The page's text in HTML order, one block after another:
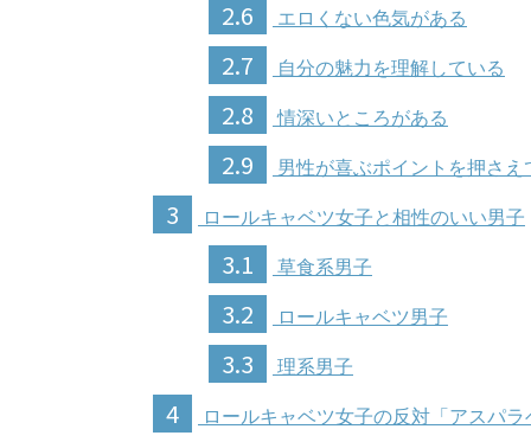
2.6 エロくない色気がある
2.7 自分の魅力を理解している
2.8 情深いところがある
2.9 男性が喜ぶポイントを押さえ
3 ロールキャベツ女子と相性のいい男子
3.1 草食系男子
3.2 ロールキャベツ男子
3.3 理系男子
4 ロールキャベツ女子の反対「アスパ